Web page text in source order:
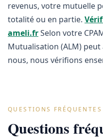
revenus, votre mutuelle
totalité ou en partie.
ameli.frSelon votre
Mutualisation (ALM)
nous, nous vérifions
QUESTIONS FRÉQUENTES
Questions